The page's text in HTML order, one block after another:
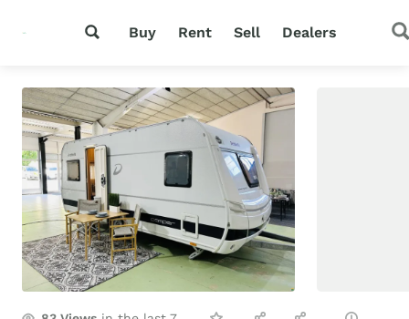
Buy Rent Sell Dealers